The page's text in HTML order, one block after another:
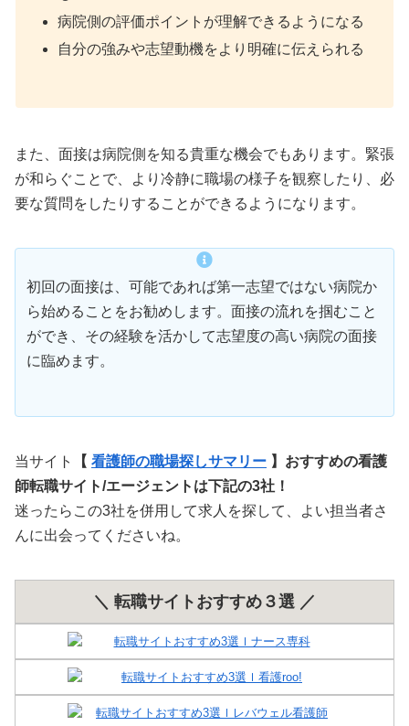
病院側の評価ポイントが理解できるようになる
自分の強みや志望動機をより明確に伝えられる
また、面接は病院側を知る貴重な機会でもあります。緊張
が和らぐことで、より冷静に職場の様子を観察したり、必
要な質問をしたりすることができるようになります。
初回の面接は、可能であれば第一志望ではない病院か
ら始めることをお勧めします。面接の流れを掴むこと
ができ、その経験を活かして志望度の高い病院の面接
に臨めます。
当サイト 【 看護師の職場探しサマリー 】おすすめの看護
師転職サイト/エージェントは下記の3社！
迷ったらこの3社を併用して求人を探して、よい担当者さ
んに出会ってくださいね。
＼ 転職サイトおすすめ３選 ／